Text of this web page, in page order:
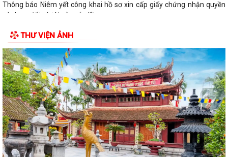
Thông báo Niêm yết công khai hồ sơ xin cấp giấy chứng nhận quyền
sử dụng đất và tài sản gắn liền...
Quyết định về việc công bố Danh mục thủ tục hành chính mới ban
hành, được sửa đổi,bổ sung thuộc...
Thông báo niêm yết công khai hồ sơ xin cấp giấy chứng nhận quyền
sử dụng đất và tài sản gắn liền...
Thông báo niêm yết công khai hồ sơ xin cấp giấy chứng nhận quyền
sử dụng đất và tài sản gắn liền...
Thông báo niêm yết công khai hồ sơ xin cấp giấy chứng nhận quyền
sử dụng đất và tài sản gắn liền...
THƯ VIỆN ẢNH